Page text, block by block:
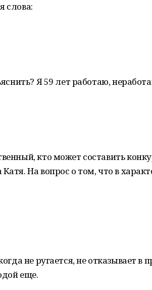
слова:
Я 59 лет работаю,
кто может составить
На вопрос о том, что в
не ругается, не отказывает в
еще.